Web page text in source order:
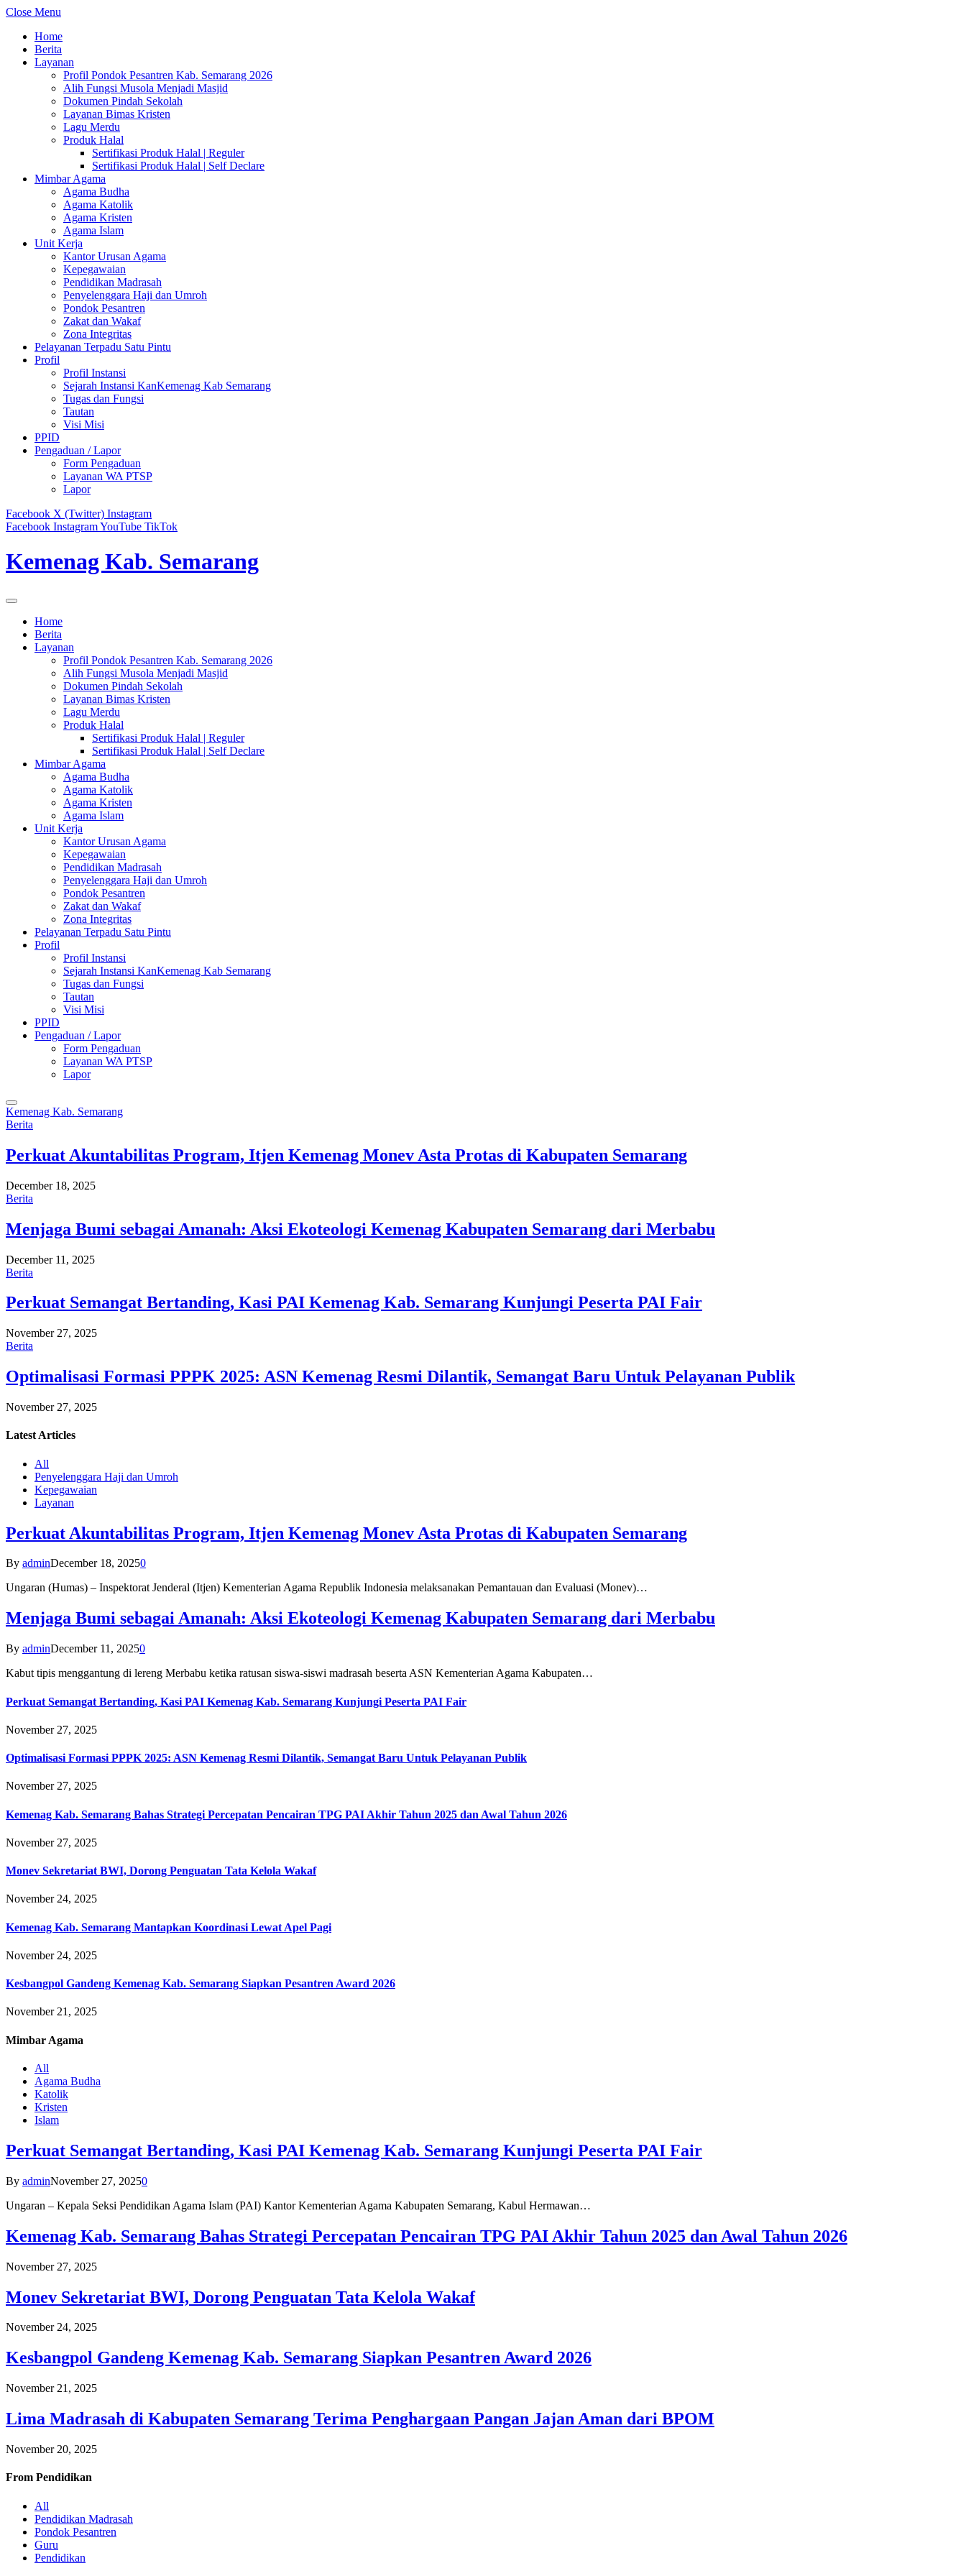
Close Menu
Home
Berita
Layanan
Profil Pondok Pesantren Kab. Semarang 2026
Alih Fungsi Musola Menjadi Masjid
Dokumen Pindah Sekolah
Layanan Bimas Kristen
Lagu Merdu
Produk Halal
Sertifikasi Produk Halal | Reguler
Sertifikasi Produk Halal | Self Declare
Mimbar Agama
Agama Budha
Agama Katolik
Agama Kristen
Agama Islam
Unit Kerja
Kantor Urusan Agama
Kepegawaian
Pendidikan Madrasah
Penyelenggara Haji dan Umroh
Pondok Pesantren
Zakat dan Wakaf
Zona Integritas
Pelayanan Terpadu Satu Pintu
Profil
Profil Instansi
Sejarah Instansi KanKemenag Kab Semarang
Tugas dan Fungsi
Tautan
Visi Misi
PPID
Pengaduan / Lapor
Form Pengaduan
Layanan WA PTSP
Lapor
Facebook X (Twitter) Instagram
Facebook InstagramYouTube TikTok
Kemenag Kab. Semarang
Home
Berita
Layanan
Profil Pondok Pesantren Kab. Semarang 2026
Alih Fungsi Musola Menjadi Masjid
Dokumen Pindah Sekolah
Layanan Bimas Kristen
Lagu Merdu
Produk Halal
Sertifikasi Produk Halal | Reguler
Sertifikasi Produk Halal | Self Declare
Mimbar Agama
Agama Budha
Agama Katolik
Agama Kristen
Agama Islam
Unit Kerja
Kantor Urusan Agama
Kepegawaian
Pendidikan Madrasah
Penyelenggara Haji dan Umroh
Pondok Pesantren
Zakat dan Wakaf
Zona Integritas
Pelayanan Terpadu Satu Pintu
Profil
Profil Instansi
Sejarah Instansi KanKemenag Kab Semarang
Tugas dan Fungsi
Tautan
Visi Misi
PPID
Pengaduan / Lapor
Form Pengaduan
Layanan WA PTSP
Lapor
Kemenag Kab. Semarang
Berita
Perkuat Akuntabilitas Program, Itjen Kemenag Monev Asta Protas di Kabupaten Semarang
December 18, 2025
Berita
Menjaga Bumi sebagai Amanah: Aksi Ekoteologi Kemenag Kabupaten Semarang dari Merbabu
December 11, 2025
Berita
Perkuat Semangat Bertanding, Kasi PAI Kemenag Kab. Semarang Kunjungi Peserta PAI Fair
November 27, 2025
Berita
Optimalisasi Formasi PPPK 2025: ASN Kemenag Resmi Dilantik, Semangat Baru Untuk Pelayanan Publik
November 27, 2025
Latest Articles
All
Penyelenggara Haji dan Umroh
Kepegawaian
Layanan
Perkuat Akuntabilitas Program, Itjen Kemenag Monev Asta Protas di Kabupaten Semarang
By adminDecember 18, 20250
Ungaran (Humas) – Inspektorat Jenderal (Itjen) Kementerian Agama Republik Indonesia melaksanakan Pemantauan dan Evaluasi (Monev)…
Menjaga Bumi sebagai Amanah: Aksi Ekoteologi Kemenag Kabupaten Semarang dari Merbabu
By adminDecember 11, 20250
Kabut tipis menggantung di lereng Merbabu ketika ratusan siswa-siswi madrasah beserta ASN Kementerian Agama Kabupaten…
Perkuat Semangat Bertanding, Kasi PAI Kemenag Kab. Semarang Kunjungi Peserta PAI Fair
November 27, 2025
Optimalisasi Formasi PPPK 2025: ASN Kemenag Resmi Dilantik, Semangat Baru Untuk Pelayanan Publik
November 27, 2025
Kemenag Kab. Semarang Bahas Strategi Percepatan Pencairan TPG PAI Akhir Tahun 2025 dan Awal Tahun 2026
November 27, 2025
Monev Sekretariat BWI, Dorong Penguatan Tata Kelola Wakaf
November 24, 2025
Kemenag Kab. Semarang Mantapkan Koordinasi Lewat Apel Pagi
November 24, 2025
Kesbangpol Gandeng Kemenag Kab. Semarang Siapkan Pesantren Award 2026
November 21, 2025
Mimbar Agama
All
Agama Budha
Katolik
Kristen
Islam
Perkuat Semangat Bertanding, Kasi PAI Kemenag Kab. Semarang Kunjungi Peserta PAI Fair
By adminNovember 27, 20250
Ungaran – Kepala Seksi Pendidikan Agama Islam (PAI) Kantor Kementerian Agama Kabupaten Semarang, Kabul Hermawan…
Kemenag Kab. Semarang Bahas Strategi Percepatan Pencairan TPG PAI Akhir Tahun 2025 dan Awal Tahun 2026
November 27, 2025
Monev Sekretariat BWI, Dorong Penguatan Tata Kelola Wakaf
November 24, 2025
Kesbangpol Gandeng Kemenag Kab. Semarang Siapkan Pesantren Award 2026
November 21, 2025
Lima Madrasah di Kabupaten Semarang Terima Penghargaan Pangan Jajan Aman dari BPOM
November 20, 2025
From Pendidikan
All
Pendidikan Madrasah
Pondok Pesantren
Guru
Pendidikan